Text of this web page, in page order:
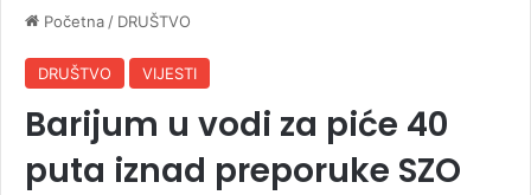
Početna / DRUŠTVO
DRUŠTVO VIJESTI
Barijum u vodi za piće 40
puta iznad preporuke SZO